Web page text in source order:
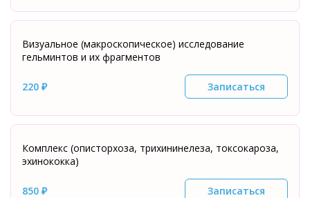
Визуальное (макроскопическое) исследование
гельминтов и их фрагментов
220 ₽ Записаться
Комплекс (описторхоза, трихининелеза, токсокароза,
эхинококка)
850 ₽ Записаться